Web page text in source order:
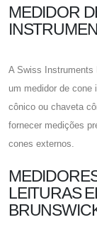
MEDIDOR
A Swiss Instruments
um medidor de cone
cônico ou chaveta
fornecer medições
cones externos.
LEITURAS